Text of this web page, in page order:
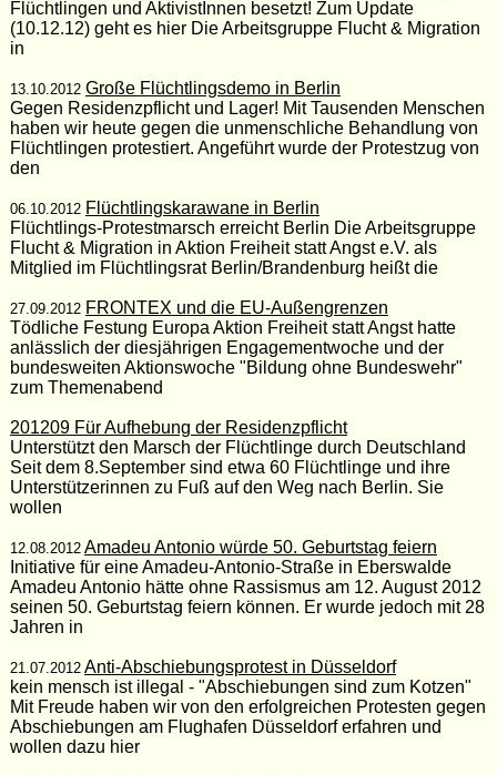
Flüchtlingen und AktivistInnen besetzt! Zum Update
(10.12.12) geht es hier Die Arbeitsgruppe Flucht & Migration
in
13.10.2012 Große Flüchtlingsdemo in Berlin
Gegen Residenzpflicht und Lager! Mit Tausenden Menschen
haben wir heute gegen die unmenschliche Behandlung von
Flüchtlingen protestiert. Angeführt wurde der Protestzug von
den
06.10.2012 Flüchtlingskarawane in Berlin
Flüchtlings-Protestmarsch erreicht Berlin Die Arbeitsgruppe
Flucht & Migration in Aktion Freiheit statt Angst e.V. als
Mitglied im Flüchtlingsrat Berlin/Brandenburg heißt die
27.09.2012 FRONTEX und die EU-Außengrenzen
Tödliche Festung Europa Aktion Freiheit statt Angst hatte
anlässlich der diesjährigen Engagementwoche und der
bundesweiten Aktionswoche "Bildung ohne Bundeswehr"
zum Themenabend
201209 Für Aufhebung der Residenzpflicht
Unterstützt den Marsch der Flüchtlinge durch Deutschland
Seit dem 8.September sind etwa 60 Flüchtlinge und ihre
Unterstützerinnen zu Fuß auf den Weg nach Berlin. Sie
wollen
12.08.2012 Amadeu Antonio würde 50. Geburtstag feiern
Initiative für eine Amadeu-Antonio-Straße in Eberswalde
Amadeu Antonio hätte ohne Rassismus am 12. August 2012
seinen 50. Geburtstag feiern können. Er wurde jedoch mit 28
Jahren in
21.07.2012 Anti-Abschiebungsprotest in Düsseldorf
kein mensch ist illegal - "Abschiebungen sind zum Kotzen"
Mit Freude haben wir von den erfolgreichen Protesten gegen
Abschiebungen am Flughafen Düsseldorf erfahren und
wollen dazu hier